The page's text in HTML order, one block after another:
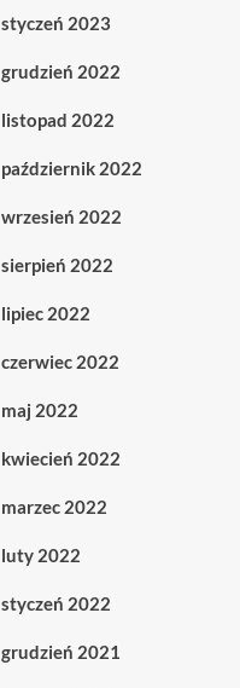
styczeń 2023
grudzień 2022
listopad 2022
październik 2022
wrzesień 2022
sierpień 2022
lipiec 2022
czerwiec 2022
maj 2022
kwiecień 2022
marzec 2022
luty 2022
styczeń 2022
grudzień 2021